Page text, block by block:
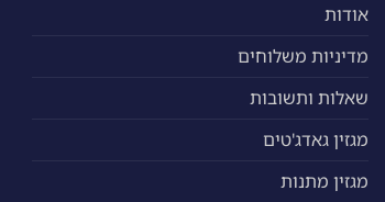
אודות
מדיניות משלוחים
שאלות ותשובות
מגזין גאדג'טים
מגזין מתנות